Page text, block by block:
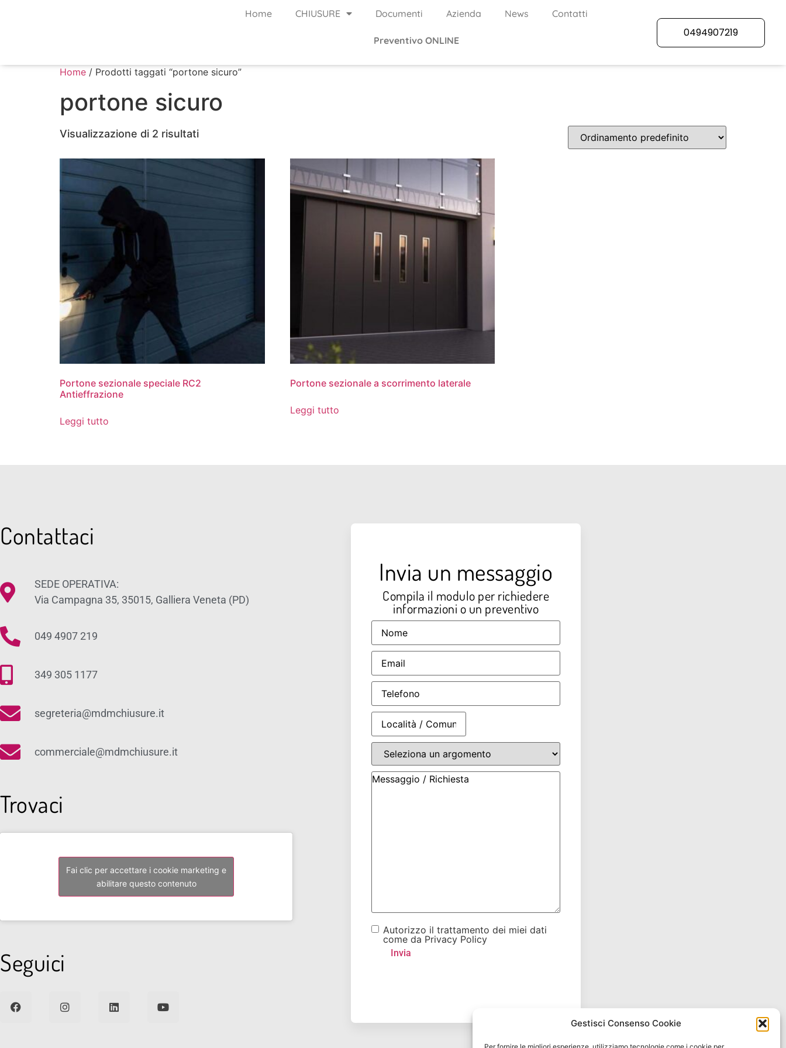
Gestisci Consenso Cookie
Home CHIUSURE Documenti Azienda News Contatti
Preventivo ONLINE
0494907219
Home / Prodotti taggati “portone sicuro”
portone sicuro
Visualizzazione di 2 risultati
Portone sezionale speciale RC2
Antieffrazione
Leggi tutto
Portone sezionale a scorrimento laterale
Leggi tutto
Contattaci
SEDE OPERATIVA:
Via Campagna 35, 35015, Galliera Veneta (PD)
049 4907 219
349 305 1177
segreteria@mdmchiusure.it
commerciale@mdmchiusure.it
Trovaci
Fai clic per accettare i cookie marketing e
abilitare questo contenuto
Seguici
Invia un messaggio
Compila il modulo per richiedere
informazioni o un preventivo
Autorizzo il trattamento dei miei dati
come da Privacy Policy